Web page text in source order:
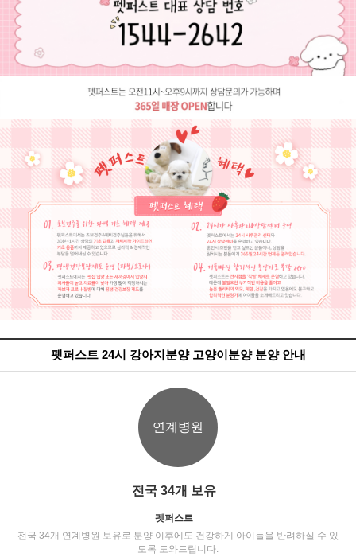
펫퍼스트 24시 강아지분양 고양이분양 분양 안내
연계병원
전국 34개 보유
펫퍼스트
전국 34개 연계병원 보유로 분양 이후에도 건강하게 아이들을 반려하실 수 있
도록 도와드립니다.